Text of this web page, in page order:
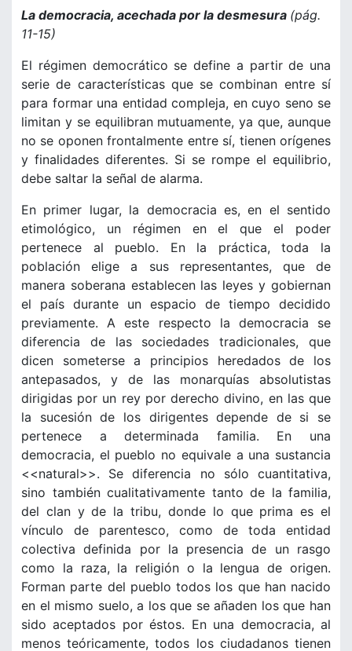
La democracia, acechada por la desmesura (pág.
11-15)
El régimen democrático se define a partir de una
serie de características que se combinan entre sí
para formar una entidad compleja, en cuyo seno se
limitan y se equilibran mutuamente, ya que, aunque
no se oponen frontalmente entre sí, tienen orígenes
y finalidades diferentes. Si se rompe el equilibrio,
debe saltar la señal de alarma.
En primer lugar, la democracia es, en el sentido
etimológico, un régimen en el que el poder
pertenece al pueblo. En la práctica, toda la
población elige a sus representantes, que de
manera soberana establecen las leyes y gobiernan
el país durante un espacio de tiempo decidido
previamente. A este respecto la democracia se
diferencia de las sociedades tradicionales, que
dicen someterse a principios heredados de los
antepasados, y de las monarquías absolutistas
dirigidas por un rey por derecho divino, en las que
la sucesión de los dirigentes depende de si se
pertenece a determinada familia. En una
democracia, el pueblo no equivale a una sustancia
<<natural>>. Se diferencia no sólo cuantitativa,
sino también cualitativamente tanto de la familia,
del clan y de la tribu, donde lo que prima es el
vínculo de parentesco, como de toda entidad
colectiva definida por la presencia de un rasgo
como la raza, la religión o la lengua de origen.
Forman parte del pueblo todos los que han nacido
en el mismo suelo, a los que se añaden los que han
sido aceptados por éstos. En una democracia, al
menos teóricamente, todos los ciudadanos tienen